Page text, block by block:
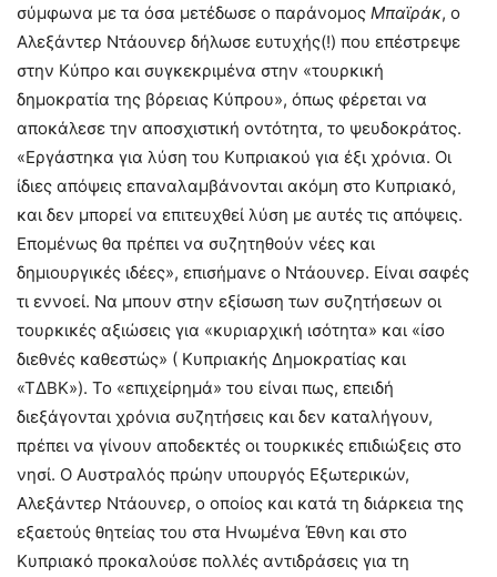
σύμφωνα με τα όσα μετέδωσε ο παράνομος Μπαϊράκ, ο
Αλεξάντερ Ντάουνερ δήλωσε ευτυχής(!) που επέστρεψε
στην Κύπρο και συγκεκριμένα στην «τουρκική
δημοκρατία της βόρειας Κύπρου», όπως φέρεται να
αποκάλεσε την αποσχιστική οντότητα, το ψευδοκράτος.
«Εργάστηκα για λύση του Κυπριακού για έξι χρόνια. Οι
ίδιες απόψεις επαναλαμβάνονται ακόμη στο Κυπριακό,
και δεν μπορεί να επιτευχθεί λύση με αυτές τις απόψεις.
Επομένως θα πρέπει να συζητηθούν νέες και
δημιουργικές ιδέες», επισήμανε ο Ντάουνερ. Είναι σαφές
τι εννοεί. Να μπουν στην εξίσωση των συζητήσεων οι
τουρκικές αξιώσεις για «κυριαρχική ισότητα» και «ίσο
διεθνές καθεστώς» ( Κυπριακής Δημοκρατίας και
«ΤΔΒΚ»). Το «επιχείρημά» του είναι πως, επειδή
διεξάγονται χρόνια συζητήσεις και δεν καταλήγουν,
πρέπει να γίνουν αποδεκτές οι τουρκικές επιδιώξεις στο
νησί. Ο Αυστραλός πρώην υπουργός Εξωτερικών,
Αλεξάντερ Ντάουνερ, ο οποίος και κατά τη διάρκεια της
εξαετούς θητείας του στα Ηνωμένα Έθνη και στο
Κυπριακό προκαλούσε πολλές αντιδράσεις για τη